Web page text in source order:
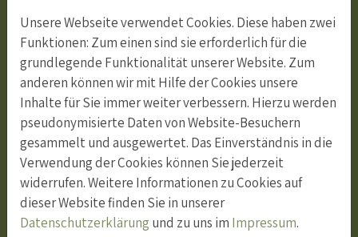
9478 Azmoos
081 783 11 25
info@og-wartau.ch
Anmeldung Newsletter
Öffnungszeiten Büro
Öffnungszeiten
Unsere Webseite verwendet Cookies. Diese haben zwei
Funktionen: Zum einen sind sie erforderlich für die
grundlegende Funktionalität unserer Website. Zum
anderen können wir mit Hilfe der Cookies unsere
Inhalte für Sie immer weiter verbessern. Hierzu werden
pseudonymisierte Daten von Website-Besuchern
gesammelt und ausgewertet. Das Einverständnis in die
Verwendung der Cookies können Sie jederzeit
widerrufen. Weitere Informationen zu Cookies auf
dieser Website finden Sie in unserer
Datenschutzerklärung und zu uns im Impressum.